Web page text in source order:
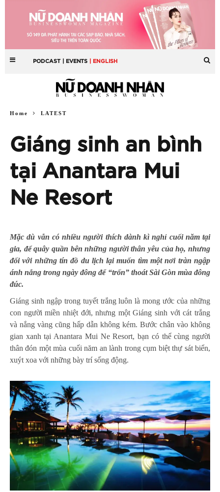
PODCAST | EVENTS | ENGLISH
Home LATEST
Giáng sinh an bình
tại Anantara Mui
Ne Resort
Mặc dù vẫn có nhiều người thích dành kì nghỉ cuối năm tại
gia, để quây quần bên những người thân yêu của họ, nhưng
đối với những tín đồ du lịch lại muốn tìm một nơi tràn ngập
ánh nắng trong ngày đông để “trốn” thoát Sài Gòn mùa đông
đúc.
Giáng sinh ngập trong tuyết trắng luôn là mong ước của những
con người miền nhiệt đới, nhưng một Giáng sinh với cát trắng
và nắng vàng cũng hấp dẫn không kém. Bước chân vào không
gian xanh tại Anantara Mui Ne Resort, bạn có thể cùng người
thân đón một mùa cuối năm an lành trong cụm biệt thự sát biển,
xuýt xoa với những bày trí sống động.